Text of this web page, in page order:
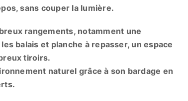
sans couper la lumière.
rangements, notamment une
balais et planche à repasser, un espace
tiroirs.
naturel grâce à son bardage en